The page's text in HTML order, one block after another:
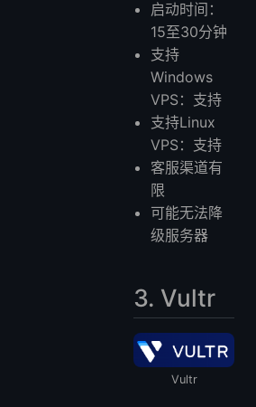
启动时间：
15至30分钟
支持
Windows
VPS：支持
支持Linux
VPS：支持
客服渠道有
限
可能无法降
级服务器
3. Vultr
Vultr